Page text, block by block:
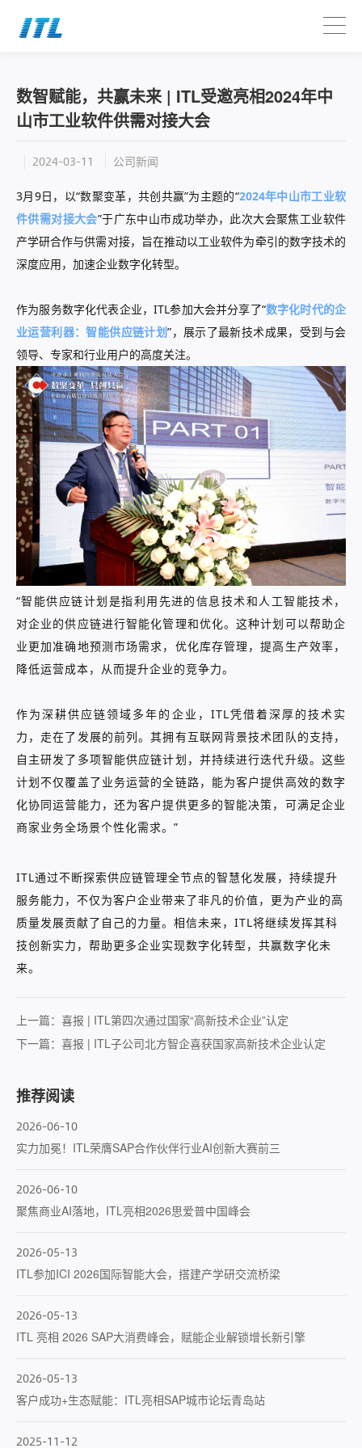
数智赋能，共赢未来 | ITL受邀亮相2024年中
山市工业软件供需对接大会
2024-03-11 公司新闻
3月9日， 以“数聚变革，共创共赢”为主题的“2024年中山市工业软
件供需对接大会”于广东中山市成功举办，此次大会聚焦工业软件
产学研合作与供需对接，旨在推动以工业软件为牵引的数字技术的
深度应用，加速企业数字化转型。
作为服务数字化代表企业，ITL参加大会并分享了“数字化时代的企
业运营利器：智能供应链计划”，展示了最新技术成果，受到与会
领导、专家和行业用户的高度关注。
“智能供应链计划是指利用先进的信息技术和人工智能技术，
对企业的供应链进行智能化管理和优化。这种计划可以帮助企
业更加准确地预测市场需求，优化库存管理，提高生产效率，
降低运营成本，从而提升企业的竞争力。
作为深耕供应链领域多年的企业，ITL凭借着深厚的技术实
力，走在了发展的前列。其拥有互联网背景技术团队的支持，
自主研发了多项智能供应链计划，并持续进行迭代升级。这些
计划不仅覆盖了业务运营的全链路，能为客户提供高效的数字
化协同运营能力，还为客户提供更多的智能决策，可满足企业
商家业务全场景个性化需求。”
ITL通过不断探索供应链管理全节点的智慧化发展，持续提升
服务能力，不仅为客户企业带来了非凡的价值，更为产业的高
质量发展贡献了自己的力量。相信未来，ITL将继续发挥其科
技创新实力，帮助更多企业实现数字化转型，共赢数字化未
来。
上一篇： 喜报 | ITL第四次通过国家“高新技术企业”认定
下一篇： 喜报 | ITL子公司北方智企喜获国家高新技术企业认定
推荐阅读
2026-06-10
实力加冕！ITL荣膺SAP合作伙伴行业AI创新大赛前三
2026-06-10
聚焦商业AI落地，ITL亮相2026思爱普中国峰会
2026-05-13
ITL参加ICI 2026国际智能大会，搭建产学研交流桥梁
2026-05-13
ITL 亮相 2026 SAP大消费峰会，赋能企业解锁增长新引擎
2026-05-13
客户成功+生态赋能：ITL亮相SAP城市论坛青岛站
2025-11-12